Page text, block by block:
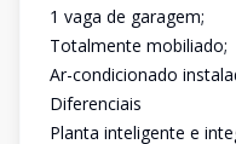
1 vaga de garagem;
Totalmente mobiliado;
Ar-condicionado
Diferenciais
Planta inteligente e